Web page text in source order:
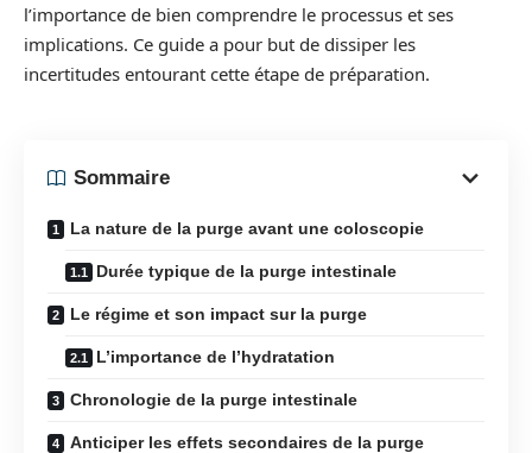
l’importance de bien comprendre le processus et ses
implications. Ce guide a pour but de dissiper les
incertitudes entourant cette étape de préparation.
Sommaire
La nature de la purge avant une coloscopie
Durée typique de la purge intestinale
Le régime et son impact sur la purge
L’importance de l’hydratation
Chronologie de la purge intestinale
Anticiper les effets secondaires de la purge